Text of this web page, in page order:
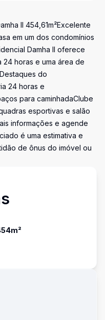
II 454,61m²Excelente
em um dos condomínios
Damha II oferece
24 horas e uma área de
do
24 horas e
para caminhadaClube
esportivas e salão
informações e agende
é uma estimativa e
de ônus do imóvel ou
m²